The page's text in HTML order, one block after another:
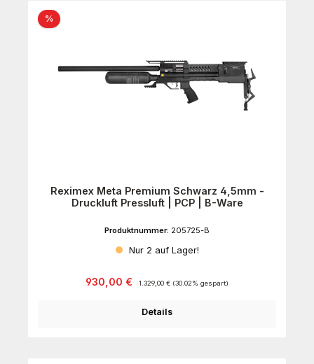
%Rabatt
Reximex Meta Premium Schwarz 4,5mm -
Druckluft Pressluft | PCP | B-Ware
Produktnummer: 205725-B
Nur 2 auf Lager!
Verkaufspreis:
930,00 € 1.329,00 € (30.02% gespart)
Details